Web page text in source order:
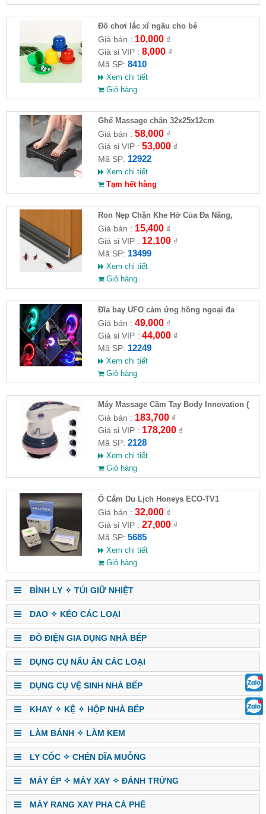
Đồ chơi lắc xí ngầu cho bé
Giá bán : 10,000₫
Giá sỉ VIP : 8,000₫
Mã SP: 8410
Xem chi tiết
Giỏ hàng
Ghế Massage chân 32x25x12cm
Giá bán : 58,000₫
Giá sỉ VIP : 53,000₫
Mã SP: 12922
Xem chi tiết
Tạm hết hàng
Ron Nẹp Chặn Khe Hở Của Đa Năng,
Chống Côn Trùng( HĐ )
Giá bán : 15,400₫
Giá sỉ VIP : 12,100₫
Mã SP: 13499
Xem chi tiết
Giỏ hàng
Đĩa bay UFO cảm ứng hồng ngoại đa
chiều tự động bay về
Giá bán : 49,000₫
Giá sỉ VIP : 44,000₫
Mã SP: 12249
Xem chi tiết
Giỏ hàng
Máy Massage Cầm Tay Body Innovation (
HĐ )
Giá bán : 183,700₫
Giá sỉ VIP : 178,200₫
Mã SP: 2128
Xem chi tiết
Giỏ hàng
Ổ Cắm Du Lịch Honeys ECO-TV1
Giá bán : 32,000₫
Giá sỉ VIP : 27,000₫
Mã SP: 5685
Xem chi tiết
Giỏ hàng
BÌNH LY ✧ TÚI GIỮ NHIỆT
DAO ✧ KÉO CÁC LOẠI
ĐỒ ĐIỆN GIA DỤNG NHÀ BẾP
DỤNG CỤ NẤU ĂN CÁC LOẠI
DỤNG CỤ VỆ SINH NHÀ BẾP
KHAY ✧ KỆ ✧ HỘP NHÀ BẾP
LÀM BÁNH ✧ LÀM KEM
LY CỐC ✧ CHÉN DĨA MUỖNG
MÁY ÉP ✧ MÁY XAY ✧ ĐÁNH TRỨNG
MÁY RANG XAY PHA CÀ PHÊ